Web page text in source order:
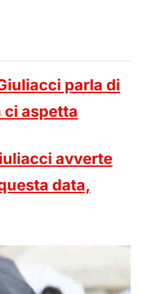
parla di
ci aspetta
avverte
data,